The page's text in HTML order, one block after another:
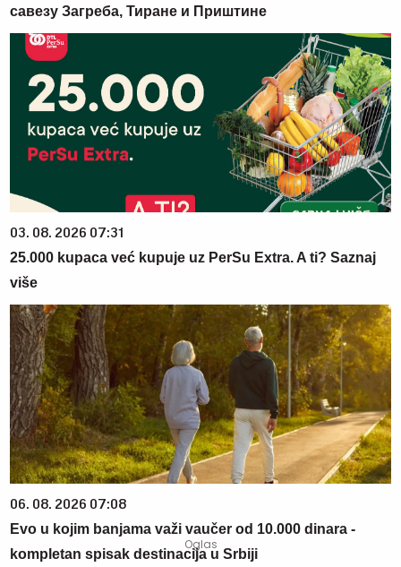
савезу Загреба, Тиране и Приштине
03. 08. 2026 07:31
25.000 kupaca već kupuje uz PerSu Extra. A ti? Saznaj
više
06. 08. 2026 07:08
Evo u kojim banjama važi vaučer od 10.000 dinara -
kompletan spisak destinacija u Srbiji